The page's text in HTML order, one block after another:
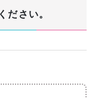
さい。